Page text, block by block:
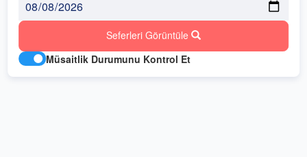
Seferleri Görüntüle
Müsaitlik Durumunu Kontrol Et